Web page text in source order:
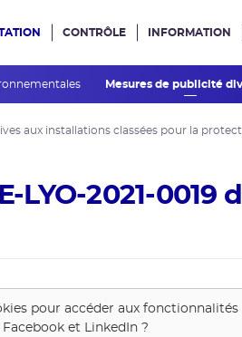
le site
Mesures de publicité
CONTRÔLE INFORMATION
aux installations classées pour la
LYO-2021-0019
pour accéder aux fonctionnalités
Facebook et LinkedIn?